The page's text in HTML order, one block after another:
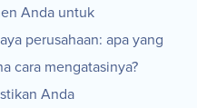
Anda untuk
perusahaan: apa yang
cara mengatasinya?
Anda